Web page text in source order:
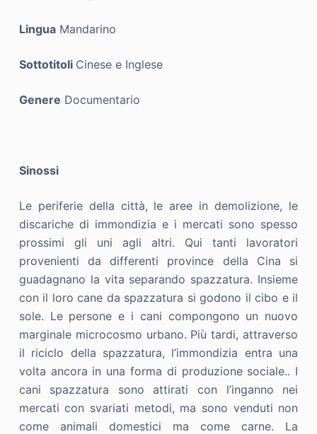
LinguaMandarino
Sottotitoli Cinese e Inglese
Genere Documentario
Sinossi
Le periferie della città, le aree in demolizione, le
discariche di immondizia e i mercati sono spesso
prossimi gli uni agli altri. Qui tanti lavoratori
provenienti da differenti province della Cina si
guadagnano la vita separando spazzatura. Insieme
con il loro cane da spazzatura si godono il cibo e il
sole. Le persone e i cani compongono un nuovo
marginale microcosmo urbano. Più tardi, attraverso
il riciclo della spazzatura, l’immondizia entra una
volta ancora in una forma di produzione sociale.. I
cani spazzatura sono attirati con l’inganno nei
mercati con svariati metodi, ma sono venduti non
come animali domestici ma come carne. La